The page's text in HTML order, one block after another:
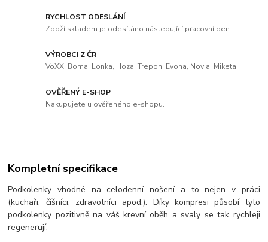
RYCHLOST ODESLÁNÍ
Zboží skladem je odesíláno následující pracovní den.
VÝROBCI Z ČR
VoXX, Boma, Lonka, Hoza, Trepon, Evona, Novia, Miketa.
OVĚŘENÝ E-SHOP
Nakupujete u ověřeného e-shopu.
Kompletní specifikace
Podkolenky vhodné na celodenní nošení a to nejen v práci
(kuchaři, číšníci, zdravotníci apod.). Díky kompresi působí tyto
podkolenky pozitivně na váš krevní oběh a svaly se tak rychleji
regenerují.